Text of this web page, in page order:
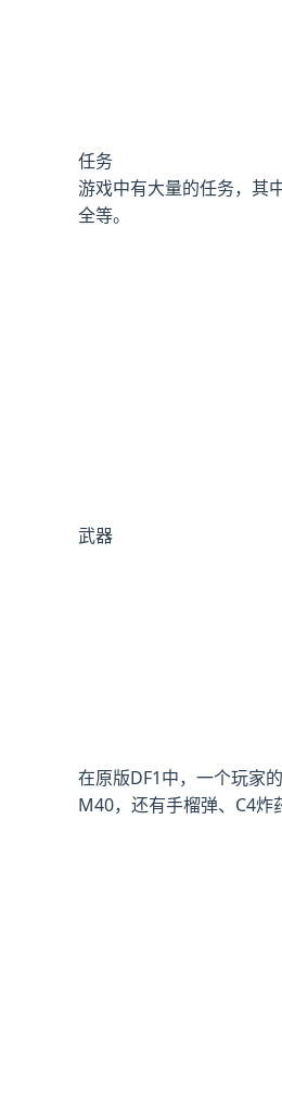
任务
游戏中有大量的任务，其
全等。
武器
在原版DF1中，一个玩家
M40，还有手榴弹、C4炸